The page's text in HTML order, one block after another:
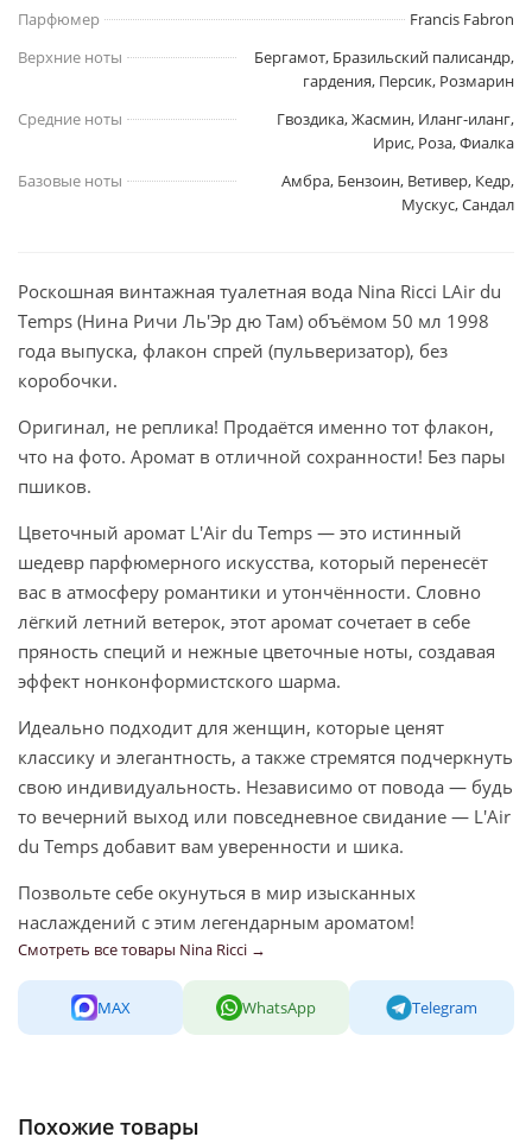
Парфюмер
Francis Fabron
Верхние ноты
Бергамот, Бразильский палисандр,
гардения, Персик, Розмарин
Средние ноты
Гвоздика, Жасмин, Иланг-иланг,
Ирис, Роза, Фиалка
Базовые ноты
Амбра, Бензоин, Ветивер, Кедр,
Мускус, Сандал
Роскошная винтажная туалетная вода Nina Ricci LAir du
Temps (Нина Ричи Ль'Эр дю Там) объёмом 50 мл 1998
года выпуска, флакон спрей (пульверизатор), без
коробочки.
Оригинал, не реплика! Продаётся именно тот флакон,
что на фото. Аромат в отличной сохранности! Без пары
пшиков.
Цветочный аромат L'Air du Temps — это истинный
шедевр парфюмерного искусства, который перенесёт
вас в атмосферу романтики и утончённости. Словно
лёгкий летний ветерок, этот аромат сочетает в себе
пряность специй и нежные цветочные ноты, создавая
эффект нонконформистского шарма.
Идеально подходит для женщин, которые ценят
классику и элегантность, а также стремятся подчеркнуть
свою индивидуальность. Независимо от повода — будь
то вечерний выход или повседневное свидание — L'Air
du Temps добавит вам уверенности и шика.
Позвольте себе окунуться в мир изысканных
наслаждений с этим легендарным ароматом!
Смотреть все товары Nina Ricci →
MAX WhatsApp Telegram
Похожие товары